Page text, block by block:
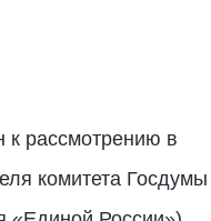
к рассмотрению в
комитета Госдумы